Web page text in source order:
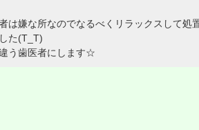
嫌な所なのでなるべくリラックスして処
た(T_T)
う歯医者にします☆